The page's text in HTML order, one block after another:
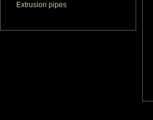
Extrusion pipes